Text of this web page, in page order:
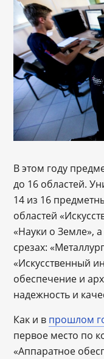
В этом году
до 16 областей.
14 из 16
областей
«Науки о Земле»,
срезах:
«Искусственный
обеспечение и
надежность и
Как и в прошлом
первое место по
«Аппаратное